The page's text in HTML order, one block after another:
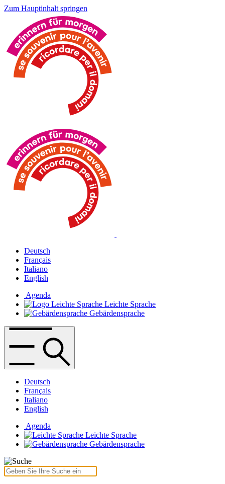
Zum Hauptinhalt springen
Deutsch
Français
Italiano
English
Agenda
Leichte Sprache
Gebärdensprache
Deutsch
Français
Italiano
English
Agenda
Leichte Sprache
Gebärdensprache